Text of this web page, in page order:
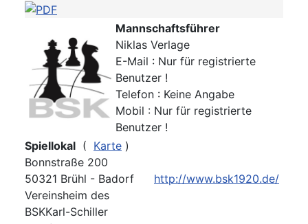
Mannschaftsführer
Niklas Verlage
E-Mail : Nur für registrierte
Benutzer !
Telefon : Keine Angabe
Mobil : Nur für registrierte
Benutzer !
Spiellokal ( Karte )
Bonnstraße 200
50321 Brühl - Badorf
Vereinsheim des
BSKKarl-Schiller
http://www.bsk1920.de/